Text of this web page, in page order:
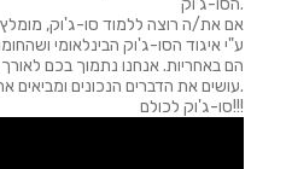
הסו-ג'וק.
אם את/ה רוצה ללמוד סו-ג'וק,
ע"י איגוד הסו-ג'וק הבינלאומי
הם באחריות. אנחנו נתמוך בכם
עושים את הדברים הנכונים ומביאים את המטופל לריפוי מלא.
סו-ג'וק לכולם!!!